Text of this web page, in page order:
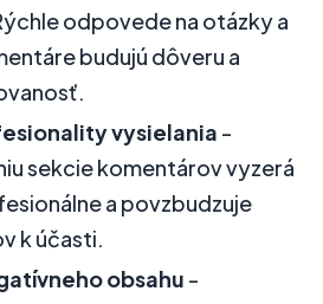
odpovede na otázky a
budujú dôveru a
vysielania -
sekcie komentárov vyzerá
a povzbudzuje
k účasti.
obsahu -